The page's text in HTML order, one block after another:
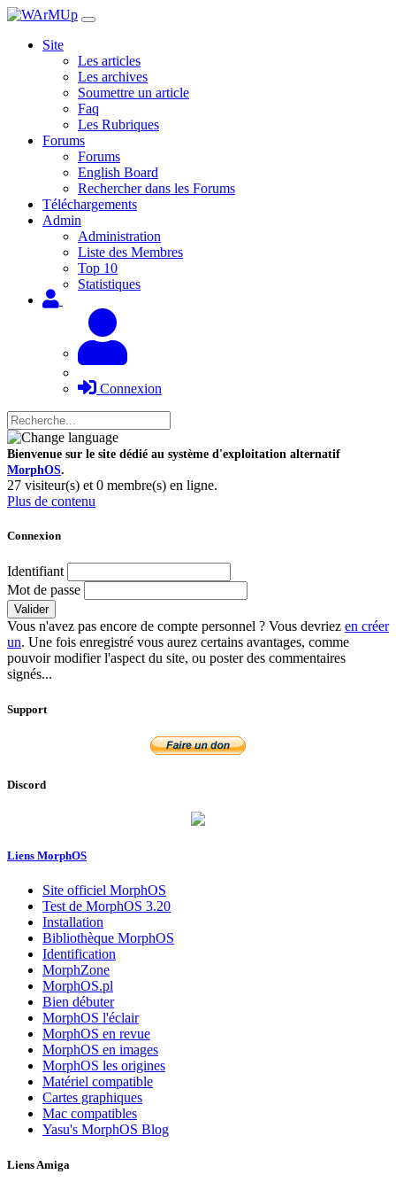
Site
Les articles
Les archives
Soumettre un article
Faq
Les Rubriques
Forums
Forums
English Board
Rechercher dans les Forums
Téléchargements
Admin
Administration
Liste des Membres
Top 10
Statistiques
Connexion
Bienvenue sur le site dédié au système d'exploitation alternatif
MorphOS.
27 visiteur(s) et 0 membre(s) en ligne.
Plus de contenu
Connexion
Identifiant
Mot de passe
Valider
Vous n'avez pas encore de compte personnel ? Vous devriez en créer
un. Une fois enregistré vous aurez certains avantages, comme
pouvoir modifier l'aspect du site, ou poster des commentaires
signés...
Support
Discord
Liens MorphOS
Site officiel MorphOS
Test de MorphOS 3.20
Installation
Bibliothèque MorphOS
Identification
MorphZone
MorphOS.pl
Bien débuter
MorphOS l'éclair
MorphOS en revue
MorphOS en images
MorphOS les origines
Matériel compatible
Cartes graphiques
Mac compatibles
Yasu's MorphOS Blog
Liens Amiga